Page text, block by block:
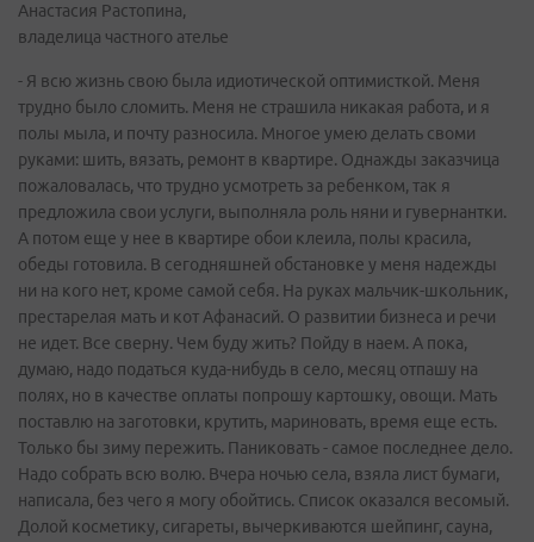
Анастасия Растопина,
владелица частного ателье
- Я всю жизнь свою была идиотической оптимисткой. Меня
трудно было сломить. Меня не страшила никакая работа, и я
полы мыла, и почту разносила. Многое умею делать своми
руками: шить, вязать, ремонт в квартире. Однажды заказчица
пожаловалась, что трудно усмотреть за ребенком, так я
предложила свои услуги, выполняла роль няни и гувернантки.
А потом еще у нее в квартире обои клеила, полы красила,
обеды готовила. В сегодняшней обстановке у меня надежды
ни на кого нет, кроме самой себя. На руках мальчик-школьник,
престарелая мать и кот Афанасий. О развитии бизнеса и речи
не идет. Все сверну. Чем буду жить? Пойду в наем. А пока,
думаю, надо податься куда-нибудь в село, месяц отпашу на
полях, но в качестве оплаты попрошу картошку, овощи. Мать
поставлю на заготовки, крутить, мариновать, время еще есть.
Только бы зиму пережить. Паниковать - самое последнее дело.
Надо собрать всю волю. Вчера ночью села, взяла лист бумаги,
написала, без чего я могу обойтись. Список оказался весомый.
Долой косметику, сигареты, вычеркиваются шейпинг, сауна,